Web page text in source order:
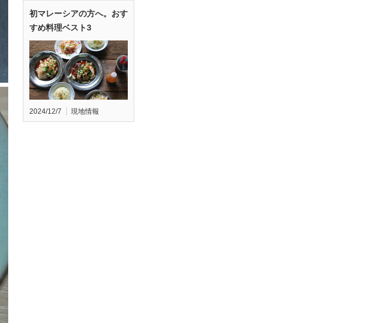
初マレーシアの方へ。おす
すめ料理ベスト3
2024/12/7 現地情報